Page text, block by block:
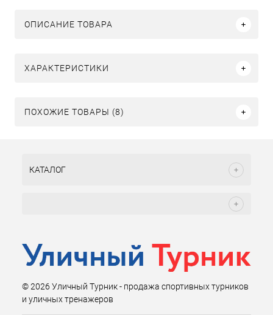
ОПИСАНИЕ ТОВАРА
ХАРАКТЕРИСТИКИ
ПОХОЖИЕ ТОВАРЫ (8)
КАТАЛОГ
© 2026 Уличный Турник - продажа спортивных турников
и уличных тренажеров